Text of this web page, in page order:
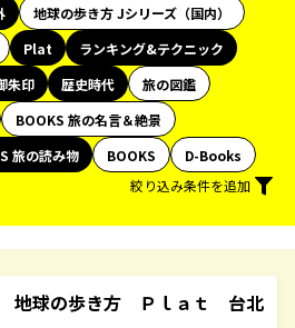
地球の歩き方 Jシリーズ（国内）
Plat
ランキング&テクニック
朱印 歴史時代
旅の図鑑
BOOKS 旅の名言＆絶景
旅の読み物 BOOKS
D-Books
絞り込み条件を追加
地球の歩き方 Ｐｌａｔ 台北